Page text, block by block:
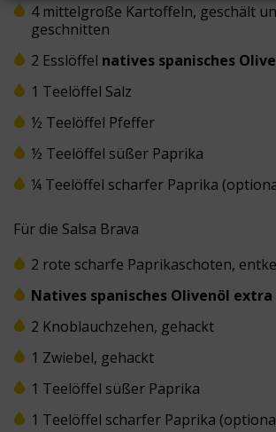
4 mittelgroße Kartoffeln, geschält
geschnitten
2 Esslöffel natives spanisches
1 Teelöffel Salz
½ Teelöffel Pfeffer
½ Teelöffel süßer Paprika
¼ Teelöffel scharfer Paprika
Für die Salsa Brava
2 rote scharfe Paprikaschoten,
Natives spanisches Olivenöl extra
2 Knoblauchzehen, gehackt
1 Zwiebel, gehackt
1 Teelöffel süßer Paprika
1 Teelöffel scharfer Paprika